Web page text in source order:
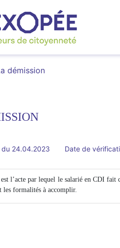
démission
du 24.04.2023 Date de
l’acte par lequel le salarié en CDI
les formalités à accomplir.